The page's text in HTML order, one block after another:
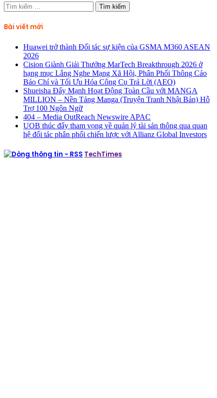
Tìm
kiếm
cho:
Bài viết mới
Huawei trở thành Đối tác sự kiện của GSMA M360 ASEAN
2026
Cision Giành Giải Thưởng MarTech Breakthrough 2026 ở
hạng mục Lắng Nghe Mạng Xã Hội, Phân Phối Thông Cáo
Báo Chí và Tối Ưu Hóa Công Cụ Trả Lời (AEO)
Shueisha Đẩy Mạnh Hoạt Động Toàn Cầu với MANGA
MILLION – Nền Tảng Manga (Truyện Tranh Nhật Bản) Hỗ
Trợ 100 Ngôn Ngữ
404 – Media OutReach Newswire APAC
UOB thúc đẩy tham vọng về quản lý tài sản thông qua quan
hệ đối tác phân phối chiến lược với Allianz Global Investors
TechTimes